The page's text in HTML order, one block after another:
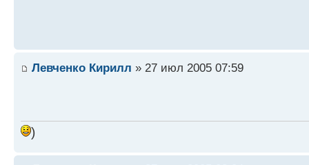
Левченко Кирилл » 27 июл 2005 07:59
)